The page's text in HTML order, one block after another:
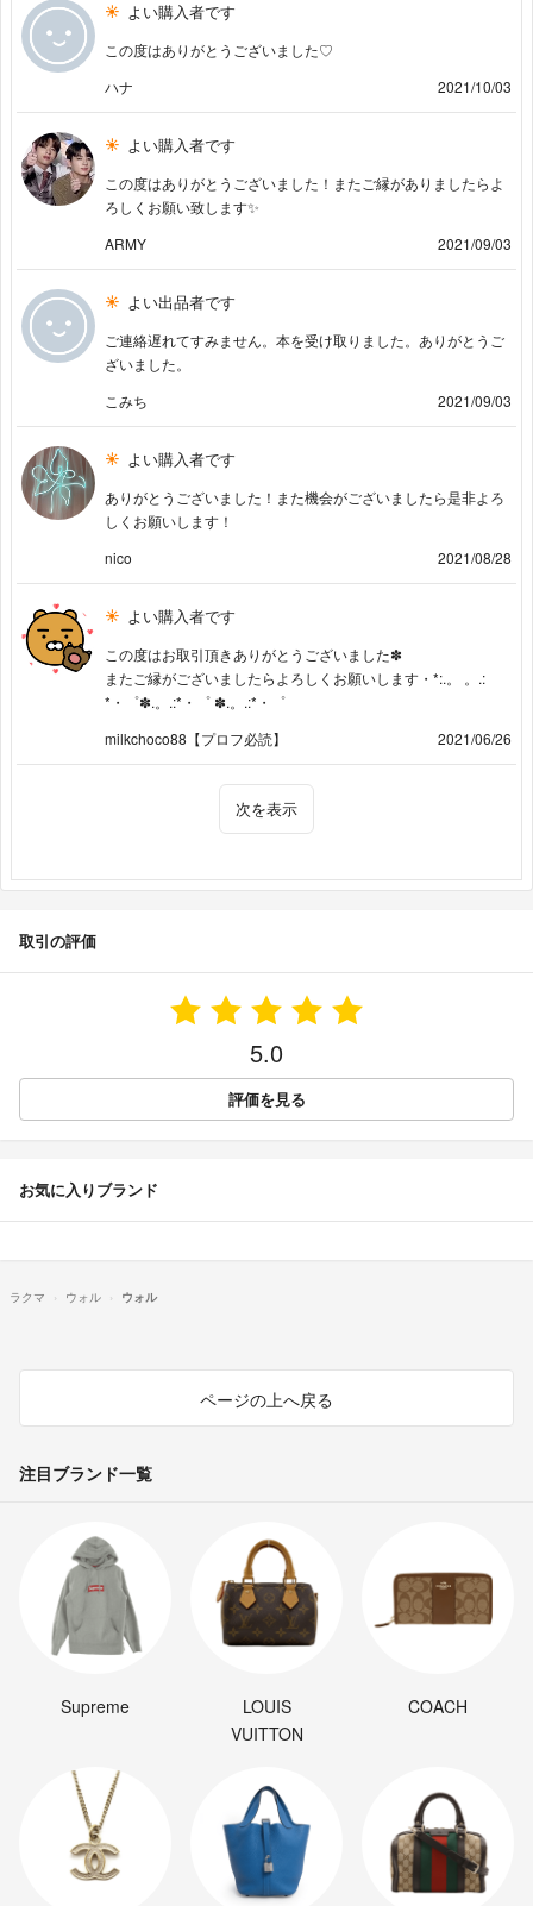
よい購入者です
この度はありがとうございました♡
ハナ
2021/10/03
よい購入者です
この度はありがとうございました！またご縁がありましたらよ
ろしくお願い致します✨
ARMY
2021/09/03
よい出品者です
ご連絡遅れてすみません。本を受け取りました。ありがとうご
ざいました。
こみち
2021/09/03
よい購入者です
ありがとうございました！また機会がございましたら是非よろ
しくお願いします！
nico
2021/08/28
よい購入者です
この度はお取引頂きありがとうございました✽
またご縁がございましたらよろしくお願いします・*:.。 。.:
*・゜✽.。.:*・゜ ✽.。.:*・゜
milkchoco88【プロフ必読】
2021/06/26
次を表示
取引の評価
5.0
評価を見る
お気に入りブランド
ラクマ ウォル ウォル
ページの上へ戻る
注目ブランド一覧
Supreme
LOUIS
VUITTON
COACH